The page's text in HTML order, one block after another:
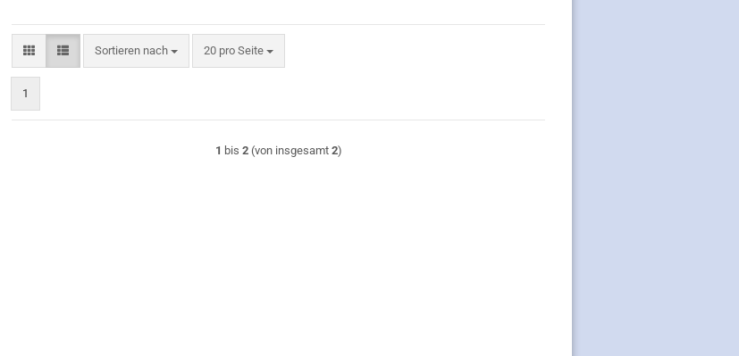
Sortieren nach
Sortieren nach 20 pro Seite
pro Seite
1
1 bis 2(von insgesamt 2)